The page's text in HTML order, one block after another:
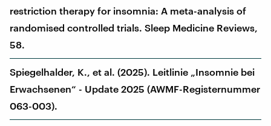
restriction therapy for insomnia: A meta-analysis of
randomised controlled trials. Sleep Medicine Reviews,
58.
Spiegelhalder, K., et al. (2025). Leitlinie „Insomnie bei
Erwachsenen“ - Update 2025 (AWMF-Registernummer
063-003).